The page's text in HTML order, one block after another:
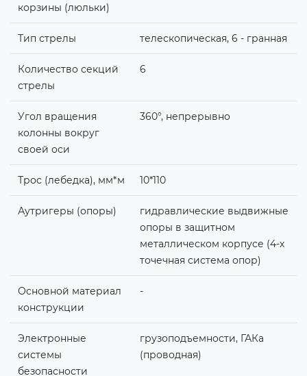
корзины (люльки)
Тип стрелы телескопическая, 6 - гранная
Количество секций
стрелы
6
Угол вращения
колонны вокруг
своей оси
360°, непрерывно
Трос (лебедка), мм*м 10*110
Аутригеры (опоры)
гидравлические выдвижные
опоры в защитном
металлическом корпусе (4-х
точечная система опор)
Основной материал
конструкции
-
Электронные
системы
безопасности
грузоподъемности, ГАКа
(проводная)